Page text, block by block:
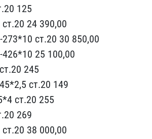
125
24 390,00​
с​т.20 30 850,00
25 100,00
245
ст​.20 149
ст.20 255
269
38 000,00